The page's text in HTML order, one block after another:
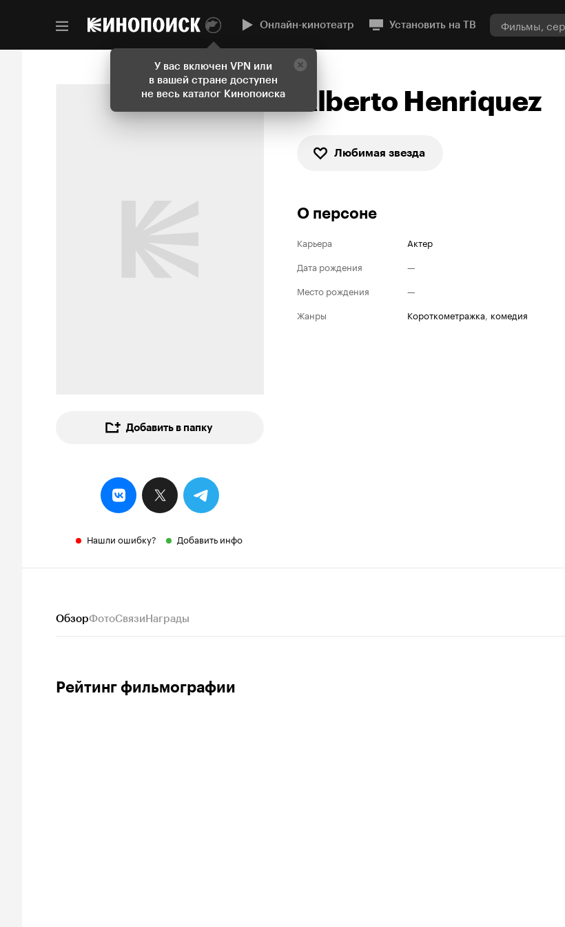
У вас включен VPN или
в вашей стране доступен
не весь каталог Кинопоиска
Онлайн-кинотеатр Установить на ТВ
Добавить в папку
Нашли ошибку? Добавить инфо
Alberto Henriquez
Любимая звезда
О персоне
Карьера
Актер
Дата рождения
—
Место рождения
—
Жанры
короткометражка, комедия
ОбзорФотоСвязиНаграды
Рейтинг фильмографии